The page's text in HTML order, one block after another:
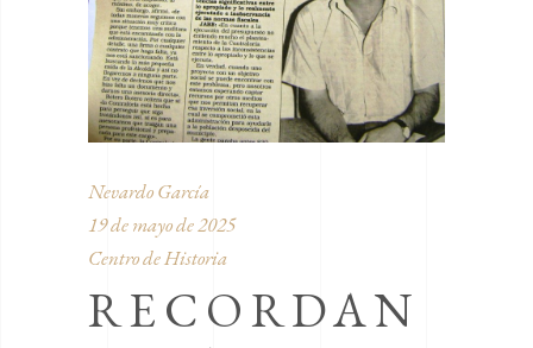
Nevardo García
19 de mayo de 2025
Centro de Historia
RECORDAN